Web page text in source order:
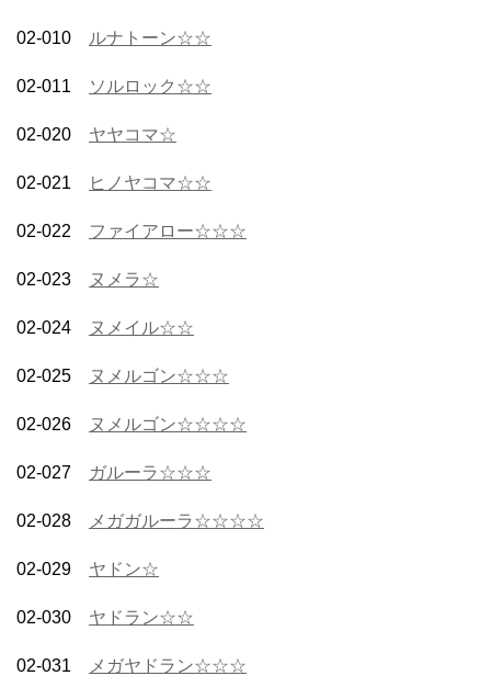
02-010 ルナトーン☆☆
02-011 ソルロック☆☆
02-020 ヤヤコマ☆
02-021 ヒノヤコマ☆☆
02-022 ファイアロー☆☆☆
02-023 ヌメラ☆
02-024 ヌメイル☆☆
02-025 ヌメルゴン☆☆☆
02-026 ヌメルゴン☆☆☆☆
02-027 ガルーラ☆☆☆
02-028 メガガルーラ☆☆☆☆
02-029 ヤドン☆
02-030 ヤドラン☆☆
02-031 メガヤドラン☆☆☆